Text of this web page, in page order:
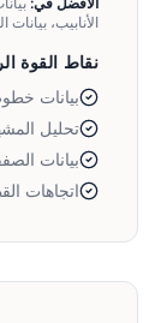
الأنابيب،
نقاط القوة
بيانات
تحليل
بيانات
اتجاهات